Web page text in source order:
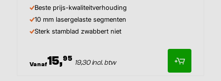
Beste prijs-kwaliteitverhouding
10 mm lasergelaste segmenten
Sterk stamblad zwabbert niet
Vanaf15,95 19,30 incl. btw